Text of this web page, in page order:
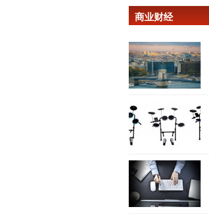
商业财经